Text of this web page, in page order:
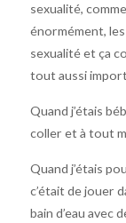
sexualité,
énormément,
sexualité et ça
tout aussi
Quand j’étais
coller et à tout
Quand j’étais
c’était de jouer
bain d’eau avec